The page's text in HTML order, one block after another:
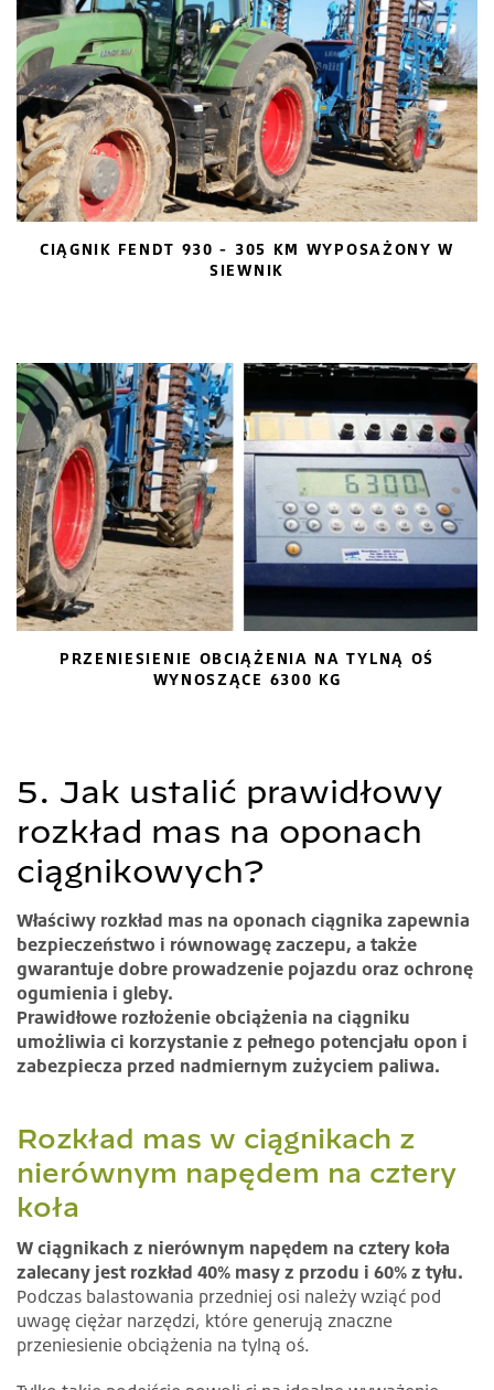
CIĄGNIK FENDT 930 - 305 KM WYPOSAŻONY W
SIEWNIK
PRZENIESIENIE OBCIĄŻENIA NA TYLNĄ OŚ
WYNOSZĄCE 6300 KG
5. Jak ustalić prawidłowy
rozkład mas na oponach
ciągnikowych?
Właściwy rozkład mas na oponach ciągnika zapewnia
bezpieczeństwo i równowagę zaczepu, a także
gwarantuje dobre prowadzenie pojazdu oraz ochronę
ogumienia i gleby.
Prawidłowe rozłożenie obciążenia na ciągniku
umożliwia ci korzystanie z pełnego potencjału opon i
zabezpiecza przed nadmiernym zużyciem paliwa.
Rozkład mas w ciągnikach z
nierównym napędem na cztery
koła
W ciągnikach z nierównym napędem na cztery koła
zalecany jest rozkład 40% masy z przodu i 60% z tyłu.
Podczas balastowania przedniej osi należy wziąć pod
uwagę ciężar narzędzi, które generują znaczne
przeniesienie obciążenia na tylną oś.